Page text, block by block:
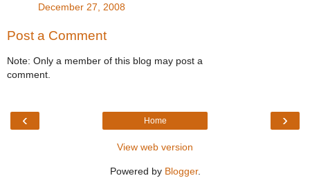
December 27, 2008
Post a Comment
Note: Only a member of this blog may post a
comment.
‹ ›
Home
View web version
Powered by Blogger.